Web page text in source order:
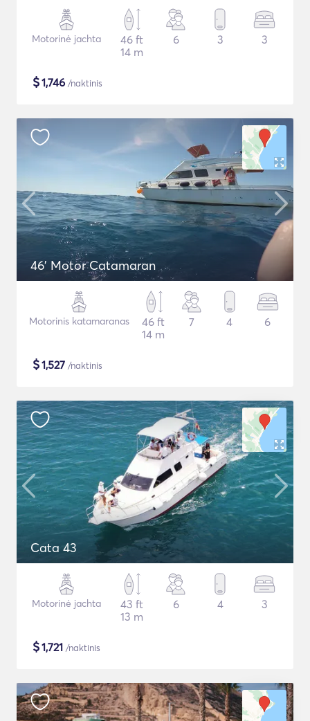
Motorinė jachta
46 ft
14 m
6 3 3
$1,746 /naktinis
46' Motor Catamaran
Motorinis katamaranas
46 ft
14 m
7 4 6
$1,527 /naktinis
Cata 43
Motorinė jachta
43 ft
13 m
6 4 3
$1,721 /naktinis